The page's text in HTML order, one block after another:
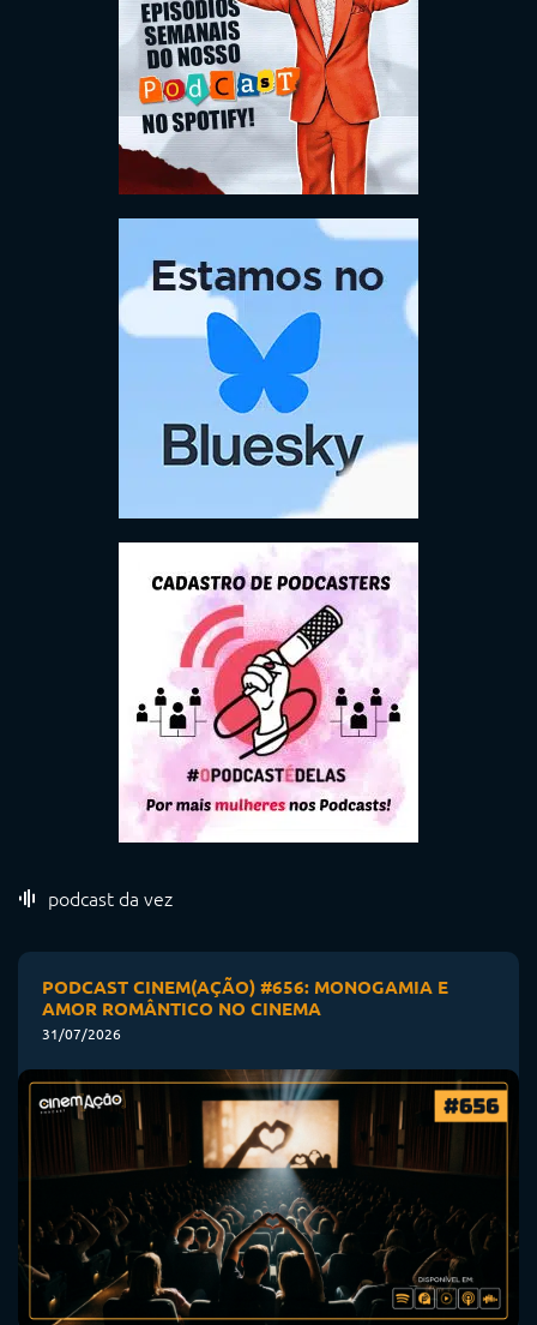
podcast da vez
PODCAST CINEM(AÇÃO) #656: MONOGAMIA E
AMOR ROMÂNTICO NO CINEMA
31/07/2026